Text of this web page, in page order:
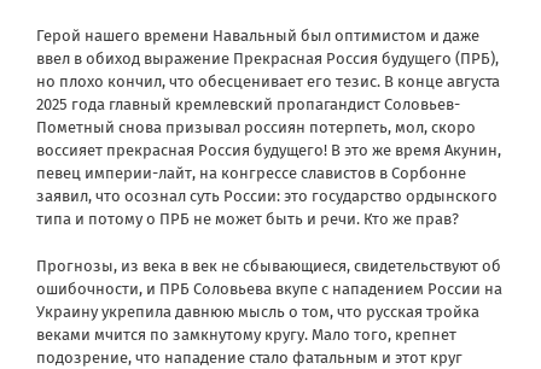
Герой нашего времени Навальный был оптимистом и даже
ввел в обиход выражение Прекрасная Россия будущего (ПРБ),
но плохо кончил, что обесценивает его тезис. В конце августа
2025 года главный кремлевский пропагандист Соловьев-
Пометный снова призывал россиян потерпеть, мол, скоро
воссияет прекрасная Россия будущего! В это же время Акунин,
певец империи-лайт, на конгрессе славистов в Сорбонне
заявил, что осознал суть России: это государство ордынского
типа и потому о ПРБ не может быть и речи. Кто же прав?
Прогнозы, из века в век не сбывающиеся, свидетельствуют об
ошибочности, и ПРБ Соловьева вкупе с нападением России на
Украину укрепила давнюю мысль о том, что русская тройка
веками мчится по замкнутому кругу. Мало того, крепнет
подозрение, что нападение стало фатальным и этот круг